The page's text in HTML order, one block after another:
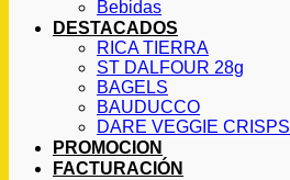
Bebidas
DESTACADOS
RICA TIERRA
ST DALFOUR 28g
BAGELS
BAUDUCCO
DARE VEGGIE CRISPS
PROMOCION
FACTURACIÓN